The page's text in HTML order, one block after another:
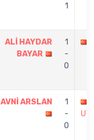
1
ALİ HAYDAR
BAYAR
1
-
0
AVNİ ARSLAN
1
-
0